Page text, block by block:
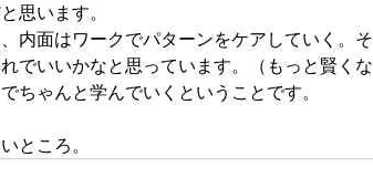
思います。
内面はワークでパターンをケアしていく。そ
でいいかなと思っています。（もっと賢くな
ちゃんと学んでいくということです。
ところ。